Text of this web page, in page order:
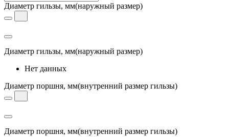
Диаметр гильзы, мм(наружный размер)
Диаметр гильзы, мм(наружный размер)
Нет данных
Диаметр поршня, мм(внутренний размер гильзы)
Диаметр поршня, мм(внутренний размер гильзы)